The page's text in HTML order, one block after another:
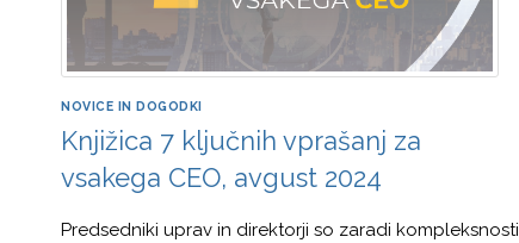
NOVICE IN DOGODKI
Knjižica 7 ključnih vprašanj za
vsakega CEO, avgust 2024
Predsedniki uprav in direktorji so zaradi kompleksnosti